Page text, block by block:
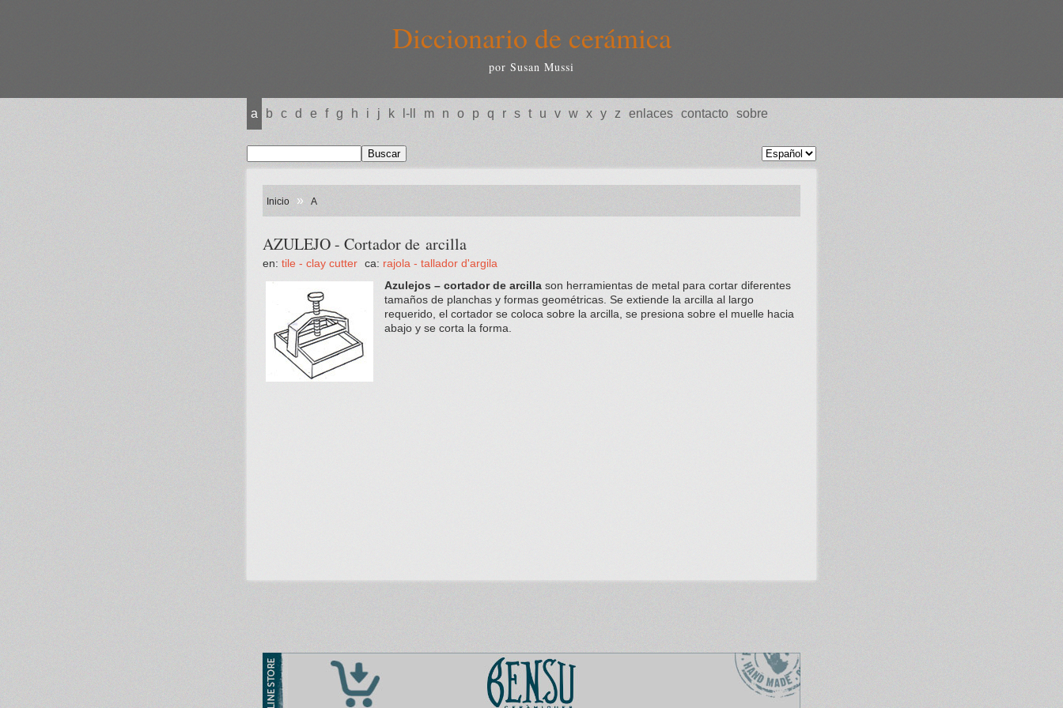
Diccionario de cerámica
por Susan Mussi
a b c d e f g h i j k l-ll m n o p q r s t u v w x y z enlaces contacto sobre
Inicio » A
AZULEJO - Cortador de arcilla
en: tile - clay cutter ca: rajola - tallador d'argila
Azulejos – cortador de arcilla son herramientas de metal para cortar diferentes
tamaños de planchas y formas geométricas. Se extiende la arcilla al largo
requerido, el cortador se coloca sobre la arcilla, se presiona sobre el muelle hacia
abajo y se corta la forma.